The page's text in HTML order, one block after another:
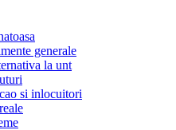
generale
la unt
si inlocuitori